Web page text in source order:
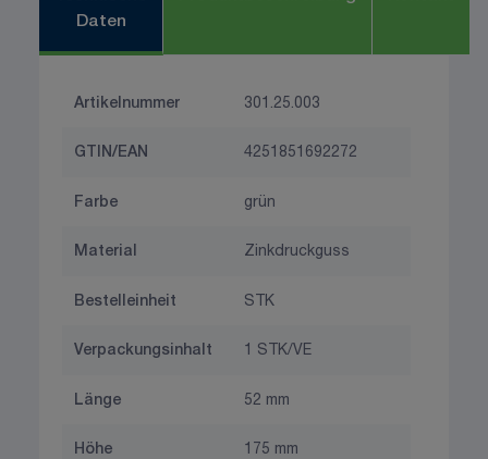
Daten
Artikelnummer 301.25.003
GTIN/EAN 4251851692272
Farbe grün
Material Zinkdruckguss
Bestelleinheit STK
Verpackungsinhalt 1 STK/VE
Länge 52 mm
Höhe 175 mm